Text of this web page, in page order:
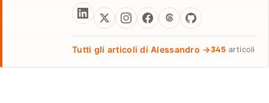
Tutti gli articoli di Alessandro →345 articoli